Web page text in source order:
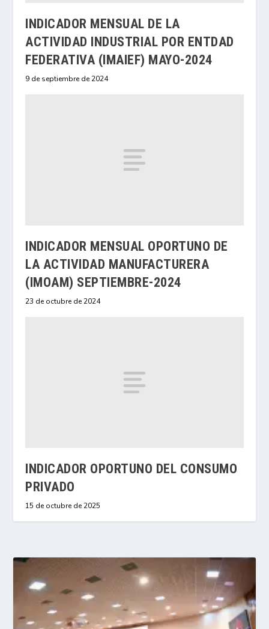
INDICADOR MENSUAL DE LA
ACTIVIDAD INDUSTRIAL POR ENTDAD
FEDERATIVA (IMAIEF) MAYO-2024
9 de septiembre de 2024
INDICADOR MENSUAL OPORTUNO DE
LA ACTIVIDAD MANUFACTURERA
(IMOAM) SEPTIEMBRE-2024
23 de octubre de 2024
INDICADOR OPORTUNO DEL CONSUMO
PRIVADO
15 de octubre de 2025